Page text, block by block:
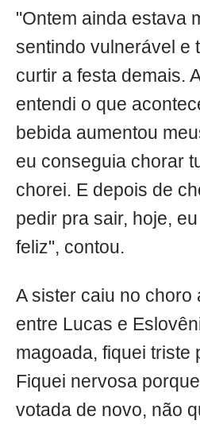
"Ontem ainda estava
sentindo vulnerável e
curtir a festa demais.
entendi o que
bebida aumentou
eu conseguia chorar
chorei. E depois de
pedir pra sair, hoje,
feliz", contou.
A sister caiu no choro
entre Lucas e
magoada, fiquei triste
Fiquei nervosa
votada de novo, não